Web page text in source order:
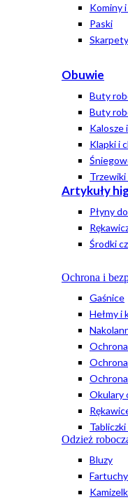
Kominy
Paski
Skarpety
Obuwie
Buty
Buty
Kalosze
Klapki i
Artykuły
Płyny
Środki
Ochrona i
Gaśnice
Hełmy i
Okulary
Tabliczki
Odzież
Bluzy
Fartuchy